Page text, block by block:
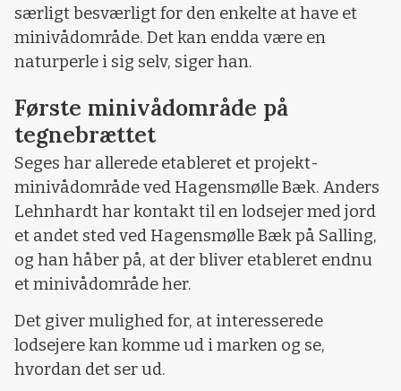
særligt besværligt for den enkelte at have et
minivådområde. Det kan endda være en
naturperle i sig selv, siger han.
Første minivådområde på
tegnebrættet
Seges har allerede etableret et projekt-
minivådområde ved Hagensmølle Bæk. Anders
Lehnhardt har kontakt til en lodsejer med jord
et andet sted ved Hagensmølle Bæk på Salling,
og han håber på, at der bliver etableret endnu
et minivådområde her.
Det giver mulighed for, at interesserede
lodsejere kan komme ud i marken og se,
hvordan det ser ud.